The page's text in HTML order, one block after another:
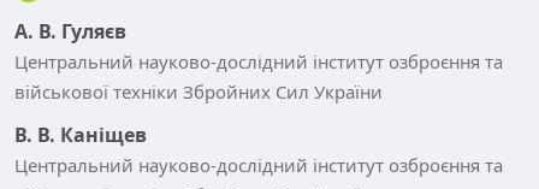
А. В. Гуляєв
Центральний науково-дослідний інститут озброєння та
військової техніки Збройних Сил України
В. В. Каніщев
Центральний науково-дослідний інститут озброєння та